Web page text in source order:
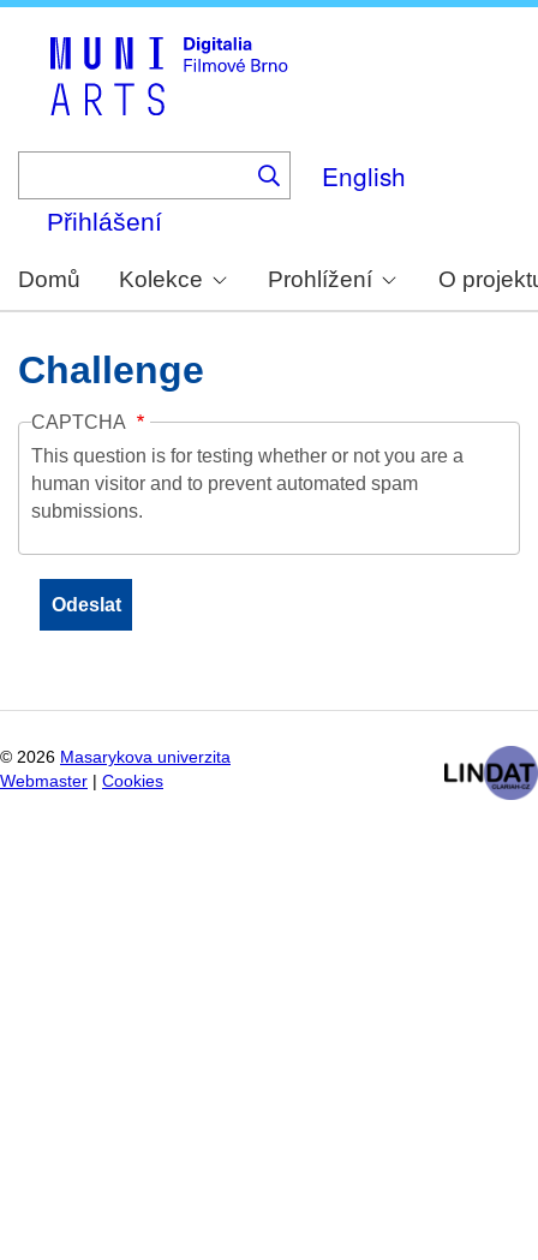
English
Přihlášení
Domů Kolekce Prohlížení O
Challenge
CAPTCHA
This question is for testing whether or not you are a
human visitor and to prevent automated spam
submissions.
© 2026 Masarykova univerzita
Webmaster
Cookies